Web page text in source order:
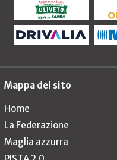
Mappa del sito
Home
La Federazione
Maglia azzurra